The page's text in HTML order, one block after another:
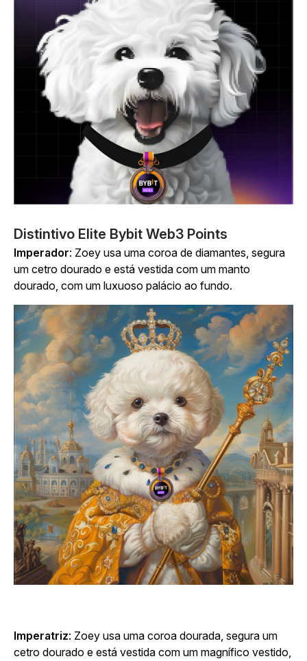
Distintivo Elite Bybit Web3 Points
Imperador: Zoey usa uma coroa de diamantes, segura
um cetro dourado e está vestida com um manto
dourado, com um luxuoso palácio ao fundo.
Imperatriz: Zoey usa uma coroa dourada, segura um
cetro dourado e está vestida com um magnífico vestido,